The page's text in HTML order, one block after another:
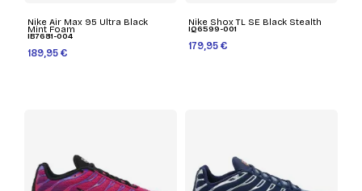
Nike Air Max 95 Ultra Black
Mint Foam
IB7681-004
189,95 €
Nike Shox TL SE Black Stealth
IQ6599-001
179,95 €